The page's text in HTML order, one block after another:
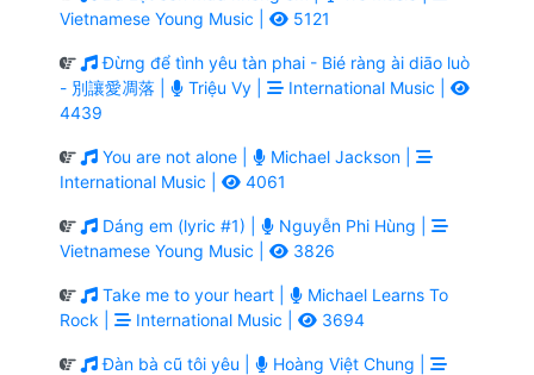
Vietnamese Young Music |
5121
Đừng để tình yêu tàn phai - Bié ràng ài diāo luò
- 別讓愛凋落 |
Triệu Vy |
International Music |
4439
You are not alone |
Michael Jackson |
International Music |
4061
Dáng em (lyric #1) |
Nguyễn Phi Hùng |
Vietnamese Young Music |
3826
Take me to your heart |
Michael Learns To
Rock |
International Music | 3694
Đàn bà cũ tôi yêu |
Hoàng Việt Chung |